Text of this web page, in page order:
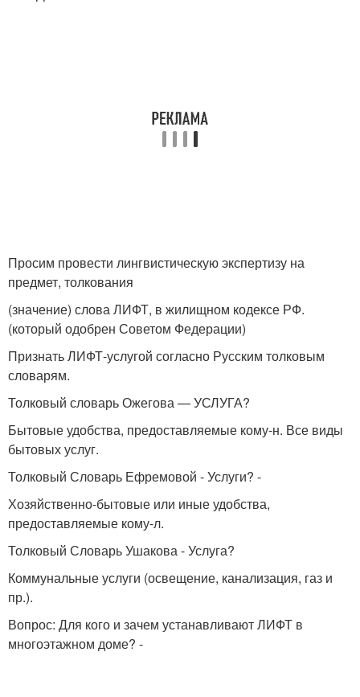
Просим провести лингвистическую экспертизу на
предмет, толкования
(значение) слова ЛИФТ, в жилищном кодексе РФ.
(который одобрен Советом Федерации)
Признать ЛИФТ-услугой согласно Русским толковым
словарям.
Толковый словарь Ожегова — УСЛУГА?
Бытовые удобства, предоставляемые кому-н. Все виды
бытовых услуг.
Толковый Словарь Ефремовой - Услуги? -
Хозяйственно-бытовые или иные удобства,
предоставляемые кому-л.
Толковый Словарь Ушакова - Услуга?
Коммунальные услуги (освещение, канализация, газ и
пр.).
Вопрос: Для кого и зачем устанавливают ЛИФТ в
многоэтажном доме? -